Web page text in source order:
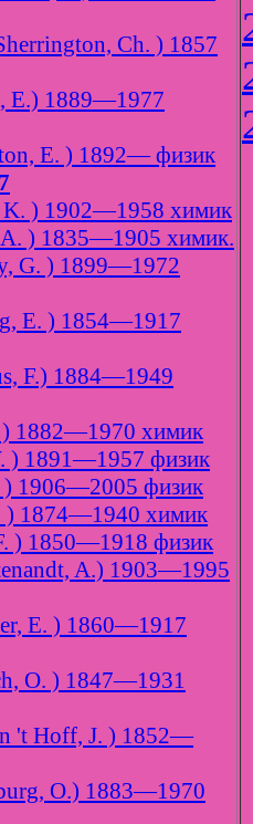
Ch. ) 1857
E.) 1889—1977
E. ) 1892— физик
) 1902—1958 химик
A. ) 1835—1905 химик.
G. ) 1899—1972
E. ) 1854—1917
F.) 1884—1949
1882—1970 химик
) 1891—1957 физик
) 1906—2005 физик
) 1874—1940 химик
) 1850—1918 физик
A.) 1903—1995
E. ) 1860—1917
O. ) 1847—1931
't Hoff, J. ) 1852—
O.) 1883—1970